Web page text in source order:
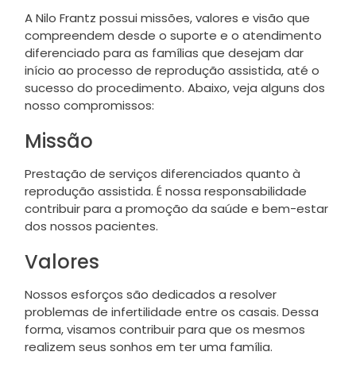
A Nilo Frantz possui missões, valores e visão que
compreendem desde o suporte e o atendimento
diferenciado para as famílias que desejam dar
início ao processo de reprodução assistida, até o
sucesso do procedimento. Abaixo, veja alguns dos
nosso compromissos:
Missão
Prestação de serviços diferenciados quanto à
reprodução assistida. É nossa responsabilidade
contribuir para a promoção da saúde e bem-estar
dos nossos pacientes.
Valores
Nossos esforços são dedicados a resolver
problemas de infertilidade entre os casais. Dessa
forma, visamos contribuir para que os mesmos
realizem seus sonhos em ter uma família.